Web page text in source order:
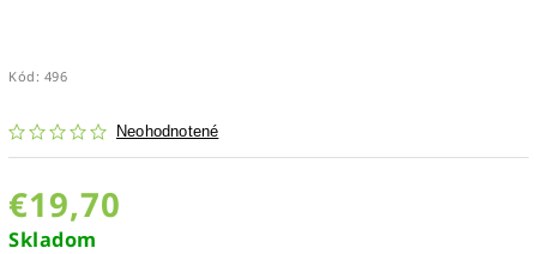
Kód: 496
Neohodnotené
€19,70
Skladom